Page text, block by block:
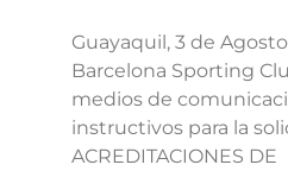
Guayaquil, 3 de
Barcelona Sporting
medios de
instructivos para la
ACREDITACIONES DE